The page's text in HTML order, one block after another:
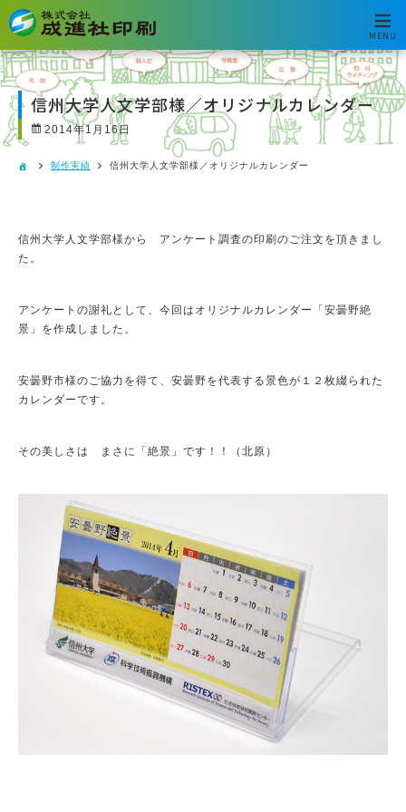
MENU
信州大学人文学部様／オリジナルカレンダー
2014年1月16日
制作実績 信州大学人文学部様／オリジナルカレンダー
信州大学人文学部様から アンケート調査の印刷のご注文を頂きまし
た。
アンケートの謝礼として、今回はオリジナルカレンダー「安曇野絶
景」を作成しました。
安曇野市様のご協力を得て、安曇野を代表する景色が１２枚綴られた
カレンダーです。
その美しさは まさに「絶景」です！！（北原）